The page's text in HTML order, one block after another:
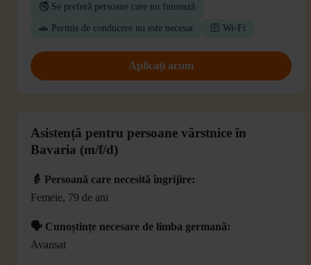
🚭 Se preferă persoane care nu fumează
🚗 Permis de conducere nu este necesar 🛜 Wi-Fi
Aplicați acum
Asistență pentru persoane vârstnice în
Bavaria (m/f/d)
👵 Persoană care necesită îngrijire:
Femeie, 79 de ani
🗣️ Cunoștințe necesare de limba germană:
Avansat